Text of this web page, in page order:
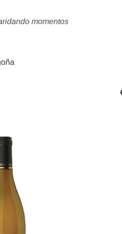
momentos